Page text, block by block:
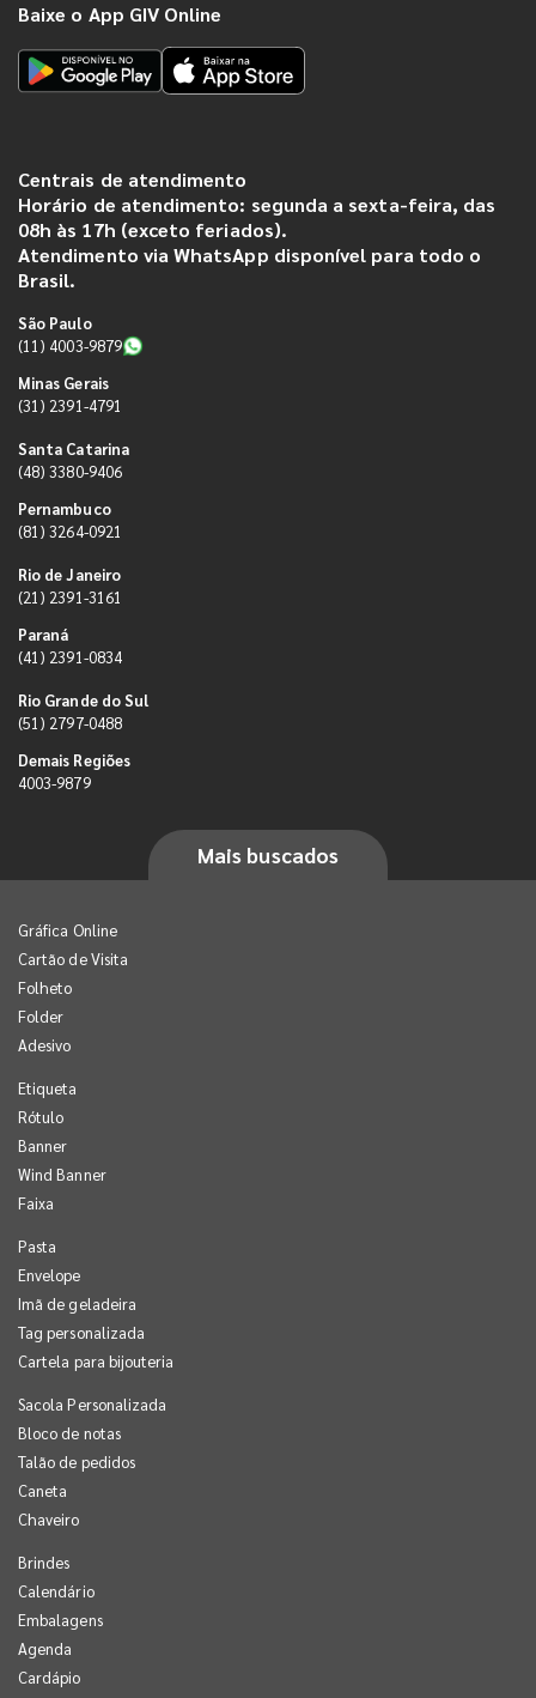
Baixe o App GIV Online
Centrais de atendimento
Horário de atendimento: segunda a sexta-feira, das
08h às 17h (exceto feriados).
Atendimento via WhatsApp disponível para todo o
Brasil.
São Paulo
(11) 4003-9879
Minas Gerais
(31) 2391-4791
Santa Catarina
(48) 3380-9406
Pernambuco
(81) 3264-0921
Rio de Janeiro
(21) 2391-3161
Paraná
(41) 2391-0834
Rio Grande do Sul
(51) 2797-0488
Demais Regiões
4003-9879
Mais buscados
Gráfica Online
Cartão de Visita
Folheto
Folder
Adesivo
Etiqueta
Rótulo
Banner
Wind Banner
Faixa
Pasta
Envelope
Imã de geladeira
Tag personalizada
Cartela para bijouteria
Sacola Personalizada
Bloco de notas
Talão de pedidos
Caneta
Chaveiro
Brindes
Calendário
Embalagens
Agenda
Cardápio